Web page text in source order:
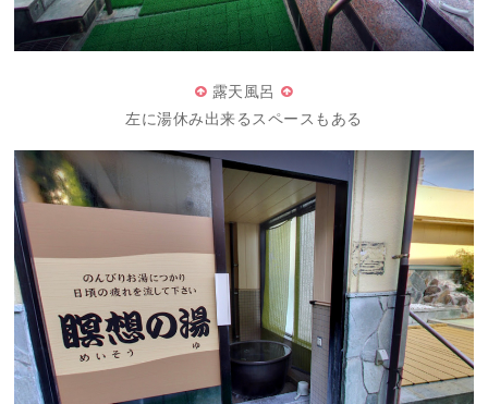
露天風呂
左に湯休み出来るスペースもある